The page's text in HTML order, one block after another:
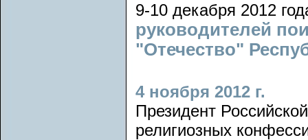
9-10 декабря 2012
руководителей
"Отечество"
4 ноября 2012 г.
Президент
религиозных